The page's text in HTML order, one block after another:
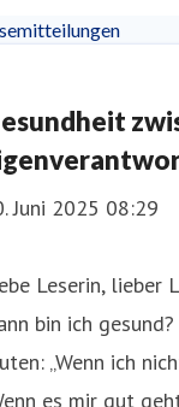
Juni 2025 08:29
Leserin, lieber
bin ich
„Wenn ich
es mir gut